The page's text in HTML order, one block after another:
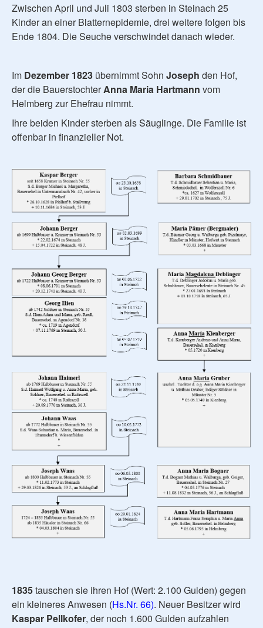
Zwischen April und Juli 1803 sterben in Steinach 25
Kinder an einer Blatternepidemie, drei weitere folgen bis
Ende 1804. Die Seuche verschwindet danach wieder.
Im Dezember 1823 übernimmt Sohn Joseph den Hof,
der die BauerstochterAnna Maria Hartmann vom
Helmberg zur Ehefrau nimmt.
Ihre beiden Kinder sterben als Säuglinge. Die Familie ist
offenbar in finanzieller Not.
1835tauschen sie ihren Hof (Wert: 2.100 Gulden) gegen
ein kleineres Anwesen (Hs.Nr. 66). Neuer Besitzer wird
Kaspar Pellkofer, der noch 1.600 Gulden aufzahlen